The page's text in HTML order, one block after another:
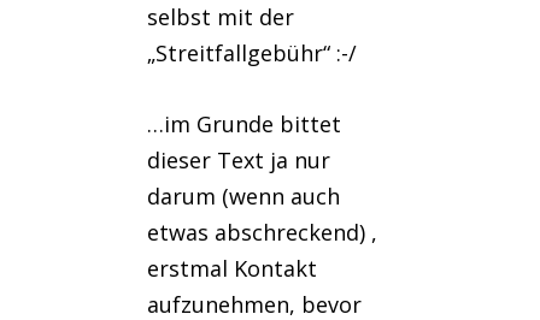
selbst mit der
„Streitfallgebühr“ :-/
…im Grunde bittet
dieser Text ja nur
darum (wenn auch
etwas abschreckend) ,
erstmal Kontakt
aufzunehmen, bevor